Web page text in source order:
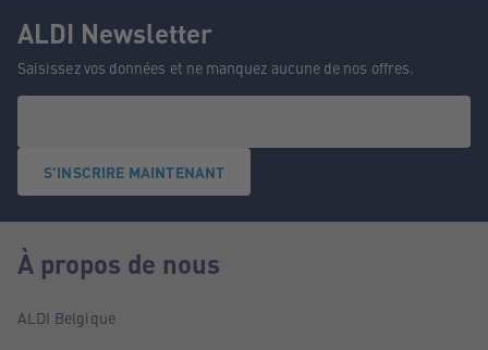
ALDI Newsletter
Saisissez vos données et ne manquez aucune de nos offres.
S'INSCRIRE MAINTENANT
À propos de nous
ALDI Belgique